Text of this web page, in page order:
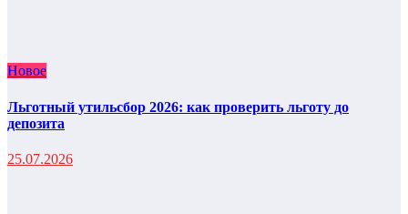
Новое
Льготный утильсбор 2026: как проверить льготу до
депозита
25.07.2026